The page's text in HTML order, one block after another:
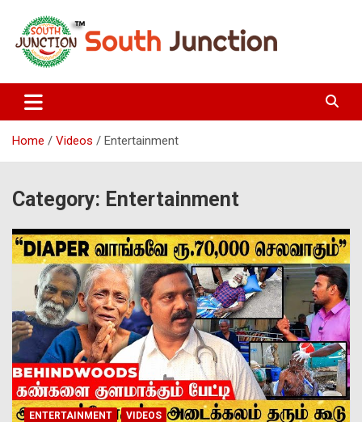
content
South Junction
Home Videos Entertainment
Category: Entertainment
ENTERTAINMENT VIDEOS